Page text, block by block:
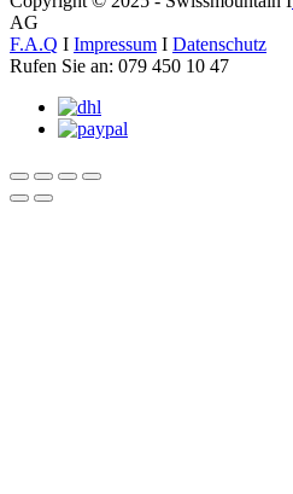
AG
F.A.Q I Impressum I Datenschutz
Rufen Sie an: 079 450 10 47